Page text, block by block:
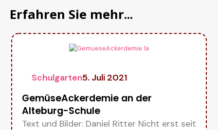
Erfahren Sie mehr...
Schulgarten5. Juli 2021
GemüseAckerdemie an der
Alteburg-Schule
Text und Bilder: Daniel Ritter Nicht erst seit